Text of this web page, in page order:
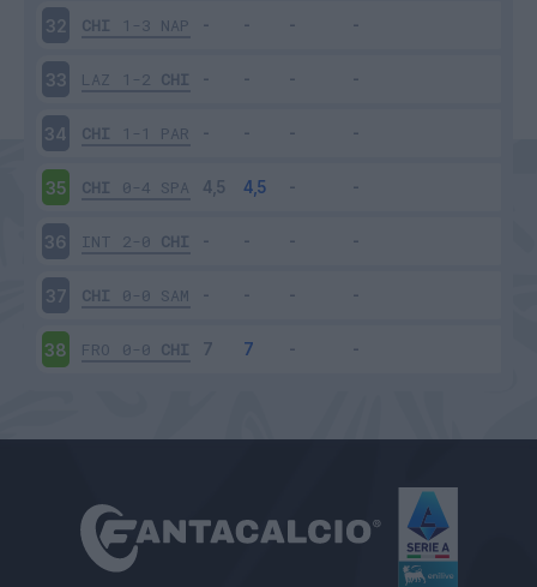
32 CHI 1-3 NAP
33 LAZ 1-2 CHI
34 CHI 1-1 PAR
35 CHI 0-4 SPA
36 INT 2-0 CHI
37 CHI 0-0 SAM
38 FRO 0-0 CHI